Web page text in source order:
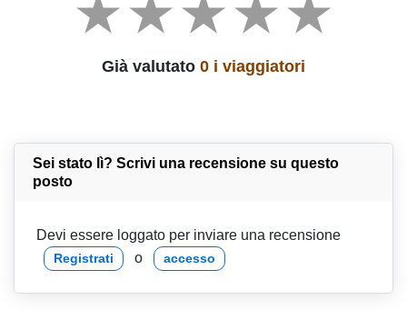
Già valutato 0 i viaggiatori
Sei stato lì? Scrivi una recensione su questo
posto
Devi essere loggato per inviare una recensione
Registrati o accesso